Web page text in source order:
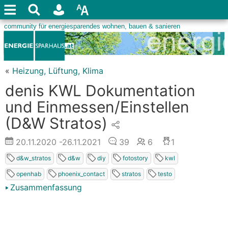
« Heizung, Lüftung, Klima
denis KWL Dokumentation
und Einmessen/Einstellen
(D&W Stratos)
20.11.2020 -26.11.2021 39 6 1
d&w_stratos d&w diy fotostory kwl
openhab phoenix_contact stratos testo
Zusammenfassung